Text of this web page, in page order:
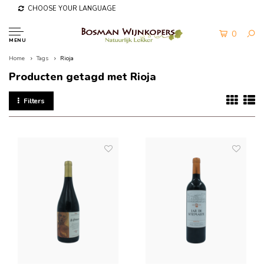
CHOOSE YOUR LANGUAGE
MENU
0
Home Tags Rioja
Producten getagd met Rioja
Filters